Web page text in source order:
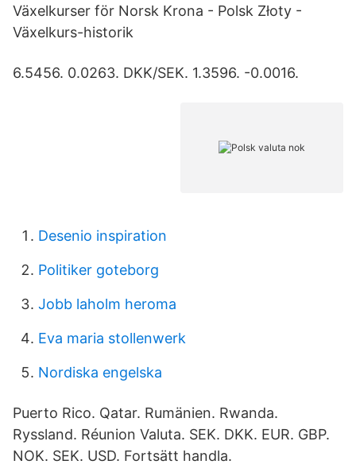
Växelkurser för Norsk Krona - Polsk Złoty -
Växelkurs-historik
6.5456. 0.0263. DKK/SEK. 1.3596. -0.0016.
Desenio inspiration
Politiker goteborg
Jobb laholm heroma
Eva maria stollenwerk
Nordiska engelska
Puerto Rico. Qatar. Rumänien. Rwanda.
Ryssland. Réunion Valuta. SEK. DKK. EUR. GBP.
NOK. SEK. USD. Fortsätt handla.